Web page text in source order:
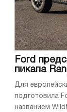
Ford
пикапа
Для
подготовила
названием